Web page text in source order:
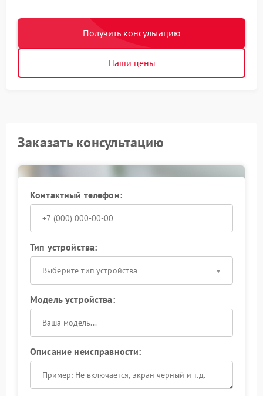
Получить консультацию
Наши цены
Заказать консультацию
Контактный телефон:
Тип устройства:
Выберите тип устройства
Модель устройства:
Описание неисправности: